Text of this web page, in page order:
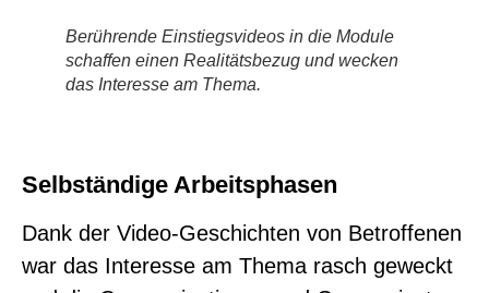
Berührende Einstiegsvideos in die Module
schaffen einen Realitätsbezug und wecken
das Interesse am Thema.
Selbständige Arbeitsphasen
Dank der Video-Geschichten von Betroffenen
war das Interesse am Thema rasch geweckt